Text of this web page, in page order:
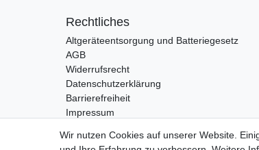
Rechtliches
Altgeräteentsorgung und Batteriegesetz
AGB
Widerrufsrecht
Datenschutzerklärung
Barrierefreiheit
Impressum
Wir nutzen Cookies auf unserer Website.